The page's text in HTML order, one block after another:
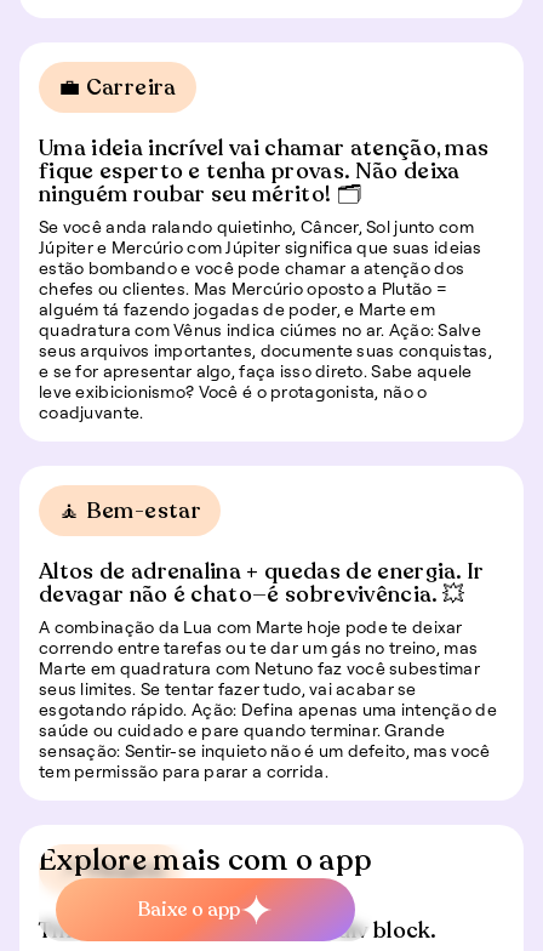
💼 Carreira
Uma ideia incrível vai chamar atenção, mas
fique esperto e tenha provas. Não deixa
ninguém roubar seu mérito! 🗂️
Se você anda ralando quietinho, Câncer, Sol junto com
Júpiter e Mercúrio com Júpiter significa que suas ideias
estão bombando e você pode chamar a atenção dos
chefes ou clientes. Mas Mercúrio oposto a Plutão =
alguém tá fazendo jogadas de poder, e Marte em
quadratura com Vênus indica ciúmes no ar. Ação: Salve
seus arquivos importantes, documente suas conquistas,
e se for apresentar algo, faça isso direto. Sabe aquele
leve exibicionismo? Você é o protagonista, não o
coadjuvante.
🧘 Bem-estar
Altos de adrenalina + quedas de energia. Ir
devagar não é chato—é sobrevivência. 💥
A combinação da Lua com Marte hoje pode te deixar
correndo entre tarefas ou te dar um gás no treino, mas
Marte em quadratura com Netuno faz você subestimar
seus limites. Se tentar fazer tudo, vai acabar se
esgotando rápido. Ação: Defina apenas uma intenção de
saúde ou cuidado e pare quando terminar. Grande
sensação: Sentir-se inquieto não é um defeito, mas você
tem permissão para parar a corrida.
📍 Viagem
This is some text inside of a div block.
Explore mais com o app
Baixe o app